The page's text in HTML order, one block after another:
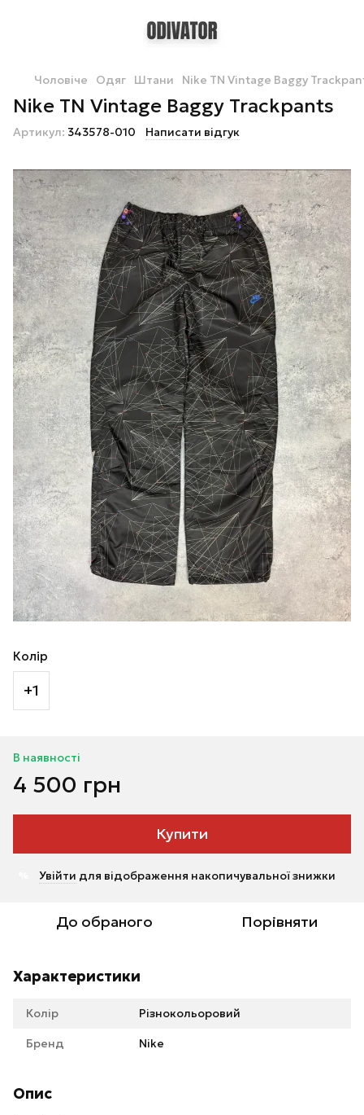
Чоловіче Одяг Штани Nike TN Vintage Baggy
Nike TN Vintage Baggy Trackpants
Артикул: 343578-010 Написати відгук
Колір
+1
В наявності
4 500 грн
Купити
Увійти для відображення накопичувальної знижки
До обраного Порівняти
Характеристики
Колір Різнокольоровий
Бренд Nike
Опис